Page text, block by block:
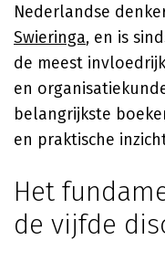
Nederlandse
Swieringa, en is
de meest
en
belangrijkste
en praktische
Het
de vijfde